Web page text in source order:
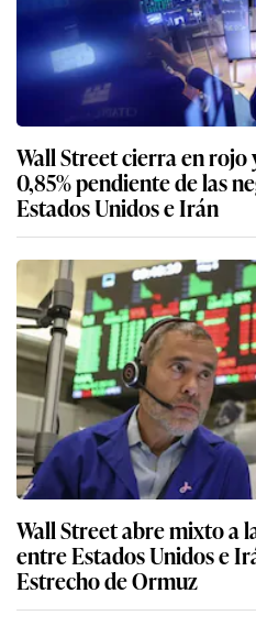
Wall Street cierra en rojo
0,85% pendiente de las
Estados Unidos e Irán
Wall Street abre mixto a
entre Estados Unidos e
Estrecho de Ormuz